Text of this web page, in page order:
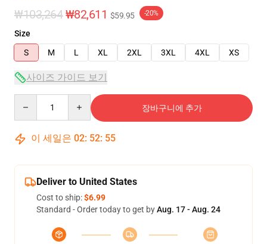
₩103,264 ₩82,611 $59.95 -20%
Size
S
M L XL 2XL 3XL 4XL XS
사이즈 가이드 보기
장바구니에 추가
이 세일은 02: 52: 54
Deliver to United States
Cost to ship:$6.99
Standard - Order today to get byAug. 17 - Aug. 24